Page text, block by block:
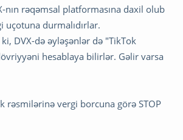
nın rəqəmsal platformasına daxil olub
durmalıdırlar.
DVX-də əyləşənlər də "TikTok
hesablaya bilirlər. Gəlir varsa
rəsmilərinə vergi borcuna görə STOP